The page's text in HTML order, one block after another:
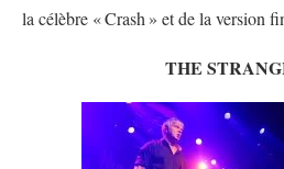
la célèbre «Crash » et de la version
THE